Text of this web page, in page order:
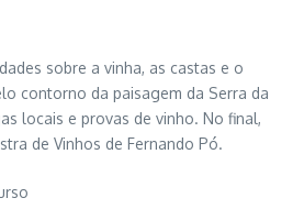
sobre a vinha, as castas e o
contorno da paisagem da Serra da
locais e provas de vinho. No final,
de Vinhos de Fernando Pó.